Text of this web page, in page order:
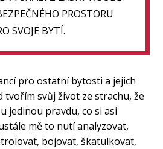
PROSTORU
SVOJE BYTÍ.
pro ostatní bytosti a jejich
tvořím svůj život ze strachu, že
jedinou pravdu, co si asi
mě to nutí analyzovat,
bojovat, škatulkovat,